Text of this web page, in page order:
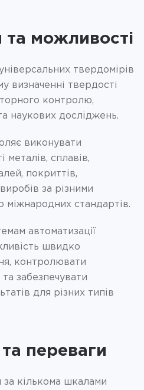
та можливості
твердомірів
визначенні твердості
контролю,
наукових досліджень.
виконувати
металів, сплавів,
покриттів,
за різними
міжнародних стандартів.
автоматизації
швидко
контролювати
забезпечувати
для різних типів
переваги
за кількома шкалами